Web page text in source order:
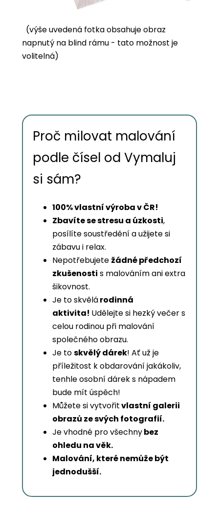
(výše uvedená fotka obsahuje obraz
napnutý na blind rámu - tato možnost je
volitelná)
Proč milovat malování
podle čísel od Vymaluj
si sám?
100% vlastní výroba v ČR!
Zbavíte se stresu a úzkosti,
posílíte soustředění a užijete si
zábavu i relax.
Nepotřebujete žádné předchozí
zkušenosti s malováním ani extra
šikovnost.
Je to skvělárodinná
aktivita! Udělejte si hezký večer s
celou rodinou při malování
společného obrazu.
Je toskvělý dárek! Ať už je
příležitost k obdarování jakákoliv,
tenhle osobní dárek s nápadem
bude mít úspěch!
Můžete si vytvořitvlastní galerii
obrazů ze svých fotografií.
Je vhodné pro všechnybez
ohledu na věk.
Malování, které nemůže být
jednodušší.